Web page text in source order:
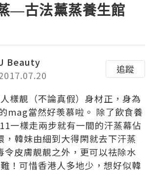
—古法薰蒸養生館
Beauty
追蹤
樣靚（不論真假）身材正，身為
mag當然好羡慕啦。 除了飲食養
一樣走兩步就有一間的汗蒸幕佔
，韓妹由細到大得閑就去下汗蒸
令皮膚靚靚之外，更可以祛除水
！可惜香港人多地少，想好似韓